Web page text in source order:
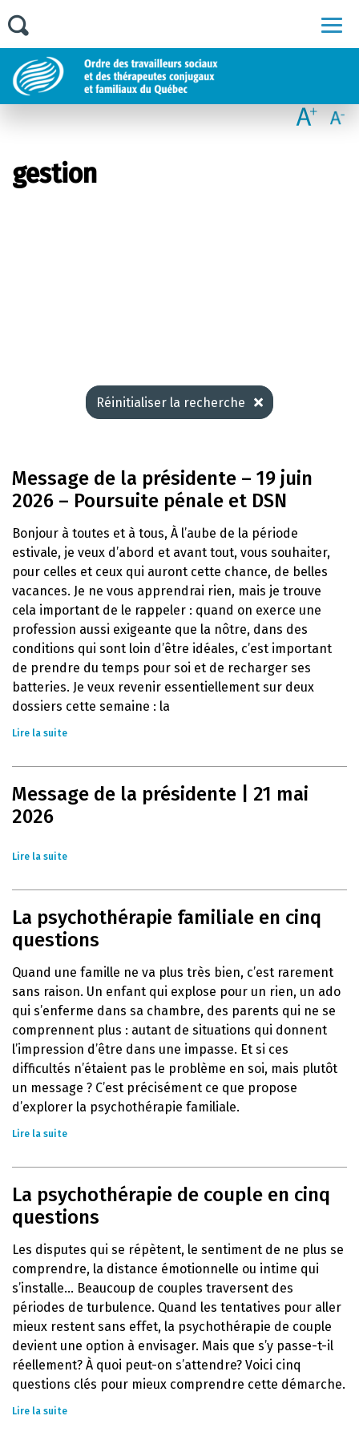
gestion
Réinitialiser la recherche
Message de la présidente – 19 juin
2026 – Poursuite pénale et DSN
Bonjour à toutes et à tous, À l’aube de la période
estivale, je veux d’abord et avant tout, vous souhaiter,
pour celles et ceux qui auront cette chance, de belles
vacances. Je ne vous apprendrai rien, mais je trouve
cela important de le rappeler : quand on exerce une
profession aussi exigeante que la nôtre, dans des
conditions qui sont loin d’être idéales, c’est important
de prendre du temps pour soi et de recharger ses
batteries. Je veux revenir essentiellement sur deux
dossiers cette semaine : la
Lire la suite
Message de la présidente | 21 mai
2026
Lire la suite
La psychothérapie familiale en cinq
questions
Quand une famille ne va plus très bien, c’est rarement
sans raison. Un enfant qui explose pour un rien, un ado
qui s’enferme dans sa chambre, des parents qui ne se
comprennent plus : autant de situations qui donnent
l’impression d’être dans une impasse. Et si ces
difficultés n’étaient pas le problème en soi, mais plutôt
un message ? C’est précisément ce que propose
d’explorer la psychothérapie familiale.
Lire la suite
La psychothérapie de couple en cinq
questions
Les disputes qui se répètent, le sentiment de ne plus se
comprendre, la distance émotionnelle ou intime qui
s’installe… Beaucoup de couples traversent des
périodes de turbulence. Quand les tentatives pour aller
mieux restent sans effet, la psychothérapie de couple
devient une option à envisager. Mais que s’y passe-t-il
réellement? À quoi peut-on s’attendre? Voici cinq
questions clés pour mieux comprendre cette démarche.
Lire la suite